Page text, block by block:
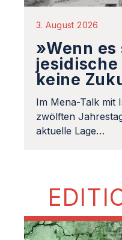
3. August 2026
»Wenn
keine
Im Mena-Talk mit
zwölften
aktuelle Lage…